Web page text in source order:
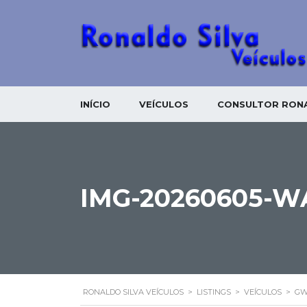
INÍCIO VEÍCULOS CONSULTOR
IMG-20260605-
RONALDO SILVA VEÍCULOS > LISTINGS > VEÍCULOS >